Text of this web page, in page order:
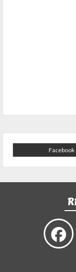
Facebook